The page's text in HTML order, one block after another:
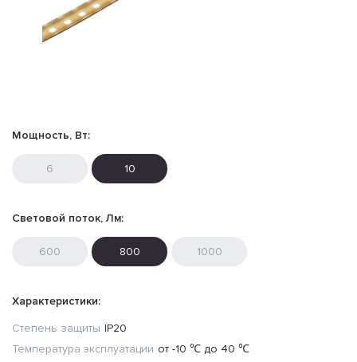
Мощность, Вт:
6 10
Световой поток, Лм:
600 800 1000
Характеристики:
Степень защиты IP20
Температура эксплуатации от -10 ℃ до 40 ℃